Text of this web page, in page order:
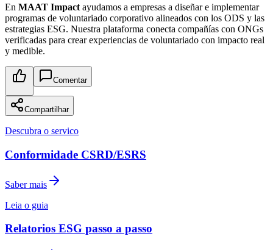
En MAAT Impact ayudamos a empresas a diseñar e implementar
programas de voluntariado corporativo alineados con los ODS y las
estrategias ESG. Nuestra plataforma conecta compañías con ONGs
verificadas para crear experiencias de voluntariado con impacto real
y medible.
Comentar
Compartilhar
Descubra o servico
Conformidade CSRD/ESRS
Saber mais
Leia o guia
Relatorios ESG passo a passo